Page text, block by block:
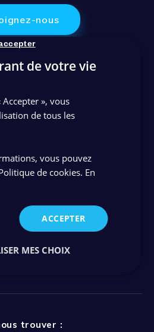
nous
nous
client
LinkedinYoutube
nous ?
gestion documentaire
références
Actualités
trouver :
de votre vie
», vous
de tous les
vous pouvez
de cookies. En
ACCEPTER
MES CHOIX